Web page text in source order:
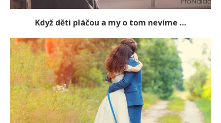
Když děti pláčou a my o tom nevíme …